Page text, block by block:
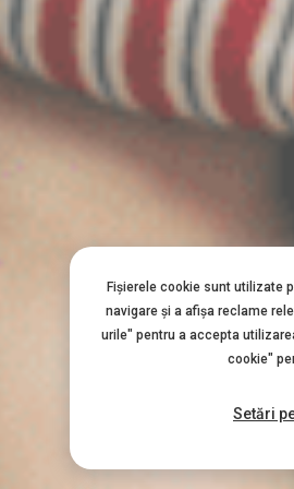
Fișierele cookie sunt utilizate
navigare şi a afişa reclame
urile" pentru a accepta
cookie"
Setări